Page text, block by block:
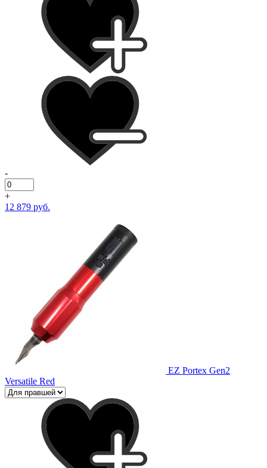
-
+
12 879 руб.
EZ Portex Gen2
Versatile Red